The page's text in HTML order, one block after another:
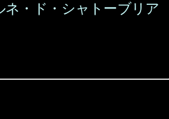
ネ・ド・シャトーブリア